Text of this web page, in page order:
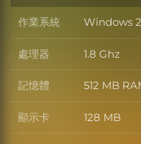
作業系統 作業系統
Windows
處理器 處理器
1.8 Ghz
記憶體 記憶體
512 MB
顯示卡 顯示卡
128 MB